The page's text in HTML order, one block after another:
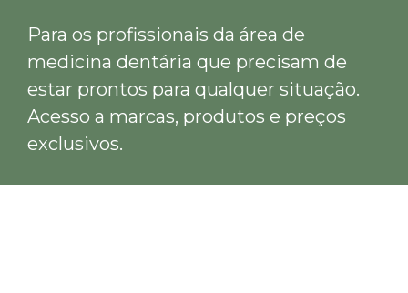
Para os profissionais da área de
medicina dentária que precisam de
estar prontos para qualquer situação.
Acesso a marcas, produtos e preços
exclusivos.